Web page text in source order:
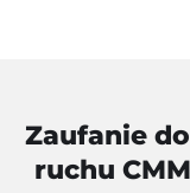
Zaufanie
ruchu